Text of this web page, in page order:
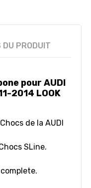
DU PRODUIT
pour AUDI
2014 LOOK
de la AUDI
SLine.